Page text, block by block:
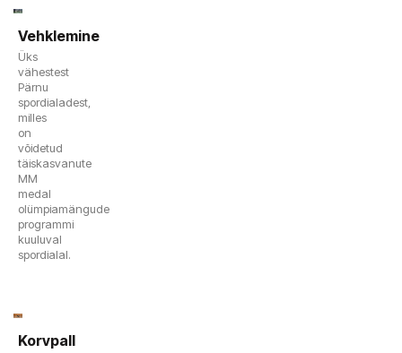
Vehklemine
Üks
vähestest
Pärnu
spordialadest,
milles
on
võidetud
täiskasvanute
MM
medal
olümpiamängude
programmi
kuuluval
spordialal.
Korvpall